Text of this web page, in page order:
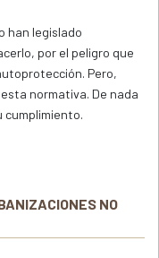
han legislado
por el peligro que
Pero,
normativa. De nada
cumplimiento.
NO